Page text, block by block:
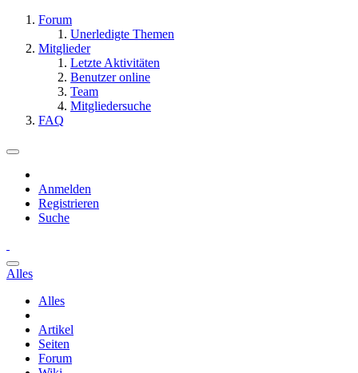
Forum
Unerledigte Themen
Mitglieder
Letzte Aktivitäten
Benutzer online
Team
Mitgliedersuche
FAQ
Anmelden
Registrieren
Suche
Alles
Alles
Artikel
Seiten
Forum